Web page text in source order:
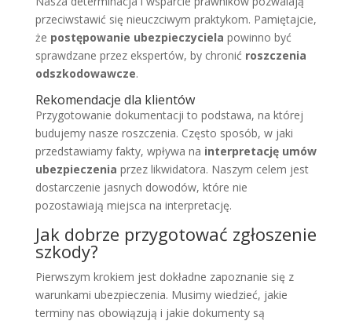
przeciwstawić się nieuczciwym praktykom. Pamiętajcie,
że postępowanie ubezpieczyciela powinno być
sprawdzane przez ekspertów, by chronić roszczenia
odszkodowawcze.
Rekomendacje dla klientów
Przygotowanie dokumentacji to podstawa, na której
budujemy nasze roszczenia. Często sposób, w jaki
przedstawiamy fakty, wpływa na interpretację umów
ubezpieczenia przez likwidatora. Naszym celem jest
dostarczenie jasnych dowodów, które nie
pozostawiają miejsca na interpretację.
Jak dobrze przygotować zgłoszenie
szkody?
Pierwszym krokiem jest dokładne zapoznanie się z
warunkami ubezpieczenia. Musimy wiedzieć, jakie
terminy nas obowiązują i jakie dokumenty są